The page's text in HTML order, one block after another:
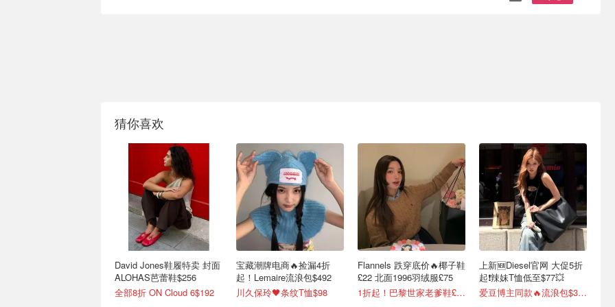
猜你喜欢
David Jones鞋履特卖 封面
ALOHAS芭蕾鞋$256
全部8折 ON Cloud 6$192
宝藏潮牌电商🔥捡漏4折
起！Lemaire流浪包$492
川久保玲🖤条纹T恤$98
Flannels 跌穿底价🔥椰子鞋
£22 北面1996羽绒服£75
1折起！巴黎世家老爹鞋£329抢！
上新🆕Diesel官网 大促5折
起❗️辣妹T恤低至$77💥
爱豆博主同款🔥流浪包$350